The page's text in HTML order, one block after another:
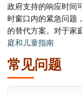
政府支持的响应时间
时窗口内的紧急问
的替代方案。对于家
庭和儿童指南
常见问题